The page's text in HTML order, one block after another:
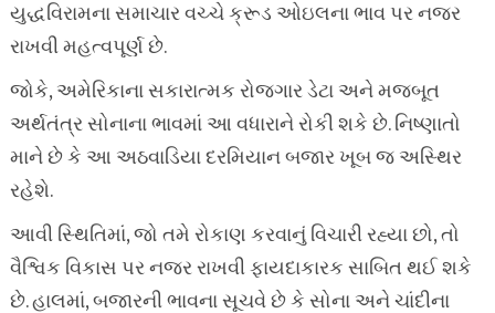
યુદ્ધવિરામના સમાચાર વચ્ચે ક્રૂડ ઓઇલના ભાવ પર નજર
રાખવી મહત્વપૂર્ણ છે.
જોકે, અમેરિકાના સકારાત્મક રોજગાર ડેટા અને મજબૂત
અર્થતંત્ર સોનાના ભાવમાં આ વધારાને રોકી શકે છે. નિષ્ણાતો
માને છે કે આ અઠવાડિયા દરમિયાન બજાર ખૂબ જ અસ્થિર
રહેશે.
આવી સ્થિતિમાં, જો તમે રોકાણ કરવાનું વિચારી રહ્યા છો, તો
વૈશ્વિક વિકાસ પર નજર રાખવી ફાયદાકારક સાબિત થઈ શકે
છે. હાલમાં, બજારની ભાવના સૂચવે છે કે સોના અને ચાંદીના